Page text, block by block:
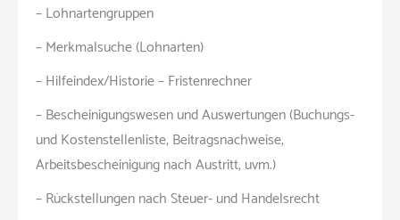
– Lohnartengruppen
– Merkmalsuche (Lohnarten)
– Hilfeindex/Historie – Fristenrechner
– Bescheinigungswesen und Auswertungen (Buchungs-
und Kostenstellenliste, Beitragsnachweise,
Arbeitsbescheinigung nach Austritt, uvm.)
– Rückstellungen nach Steuer- und Handelsrecht